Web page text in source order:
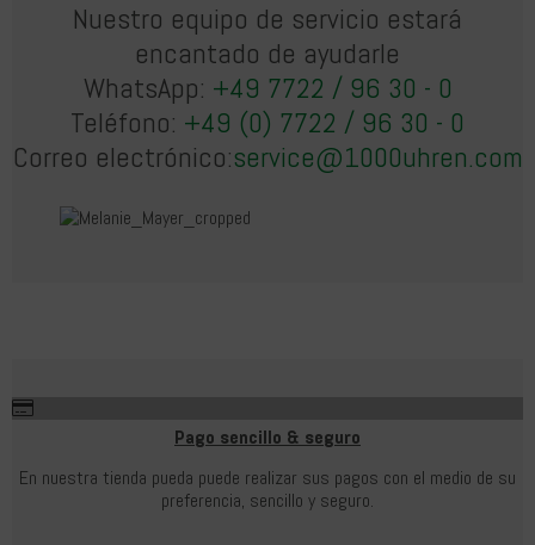
Nuestro equipo de servicio estará
encantado de ayudarle
WhatsApp: +49 7722 / 96 30 - 0
Teléfono: +49 (0) 7722 / 96 30 - 0
Correo electrónico:service@1000uhren.com
Pago sencillo & seguro
En nuestra tienda pueda puede realizar sus pagos con el medio de su
preferencia, sencillo y seguro.